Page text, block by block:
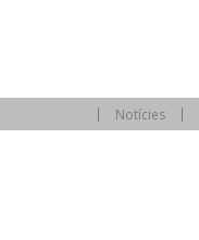
Notícies